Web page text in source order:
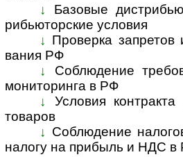
↓
Базовые
рибь­ю­тор­ские ус­ло­вия
↓ Проверка запретов
ва­ния РФ
↓
Соблюдение
мони­то­ри­нга в РФ
↓
Условия
това­ров
↓ Соблюдение
налогу на при­быль и НДС в